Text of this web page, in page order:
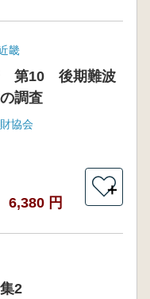
畿
第10 後期難波
調査
協会
6,380 円
＋
2